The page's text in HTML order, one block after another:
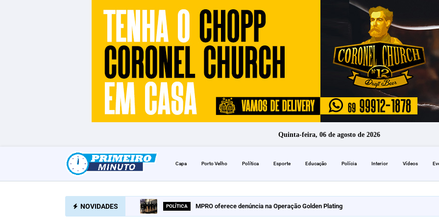
Quinta-feira, 06 de agosto de 2026
Capa Porto Velho Política Esporte Educação Polícia Interior Vídeos
NOVIDADES POLÍTICA MPRO oferece denúncia na Operação Golden Plating